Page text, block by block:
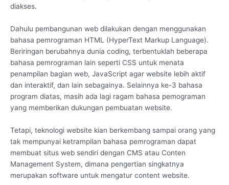
diakses.
Dahulu pembangunan web dilakukan dengan menggunakan
bahasa pemrograman HTML (HyperText Markup Language).
Beriringan berubahnya dunia coding, terbentuklah beberapa
bahasa pemrograman lain seperti CSS untuk menata
penampilan bagian web, JavaScript agar website lebih aktif
dan interaktif, dan lain sebagainya. Selainnya ke-3 bahasa
program diatas, masih ada lagi ragam bahasa pemograman
yang memberikan dukungan pembuatan website.
Tetapi, teknologi website kian berkembang sampai orang yang
tak mempunyai ketrampilan bahasa pemrograman dapat
membuat situs web sendiri dengan CMS atau Conten
Management System, dimana pengertian singkatnya
merupakan software untuk mengatur content website.